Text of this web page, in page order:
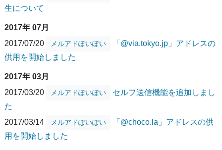
生について
2017年 07月
2017/07/20
メルアドぽいぽい
「@via.tokyo.jp」アドレスの
供用を開始しました
2017年 03月
2017/03/20
メルアドぽいぽい
セルフ送信機能を追加しまし
た
2017/03/14
メルアドぽいぽい
「@choco.la」アドレスの供
用を開始しました